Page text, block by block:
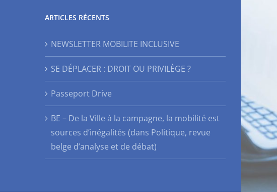
ARTICLES RÉCENTS
NEWSLETTER MOBILITE INCLUSIVE
SE DÉPLACER : DROIT OU PRIVILÈGE ?
Passeport Drive
BE – De la Ville à la campagne, la mobilité est
sources d’inégalités (dans Politique, revue
belge d’analyse et de débat)